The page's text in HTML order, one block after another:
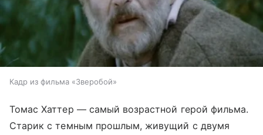
Кадр из фильма «Зверобой»
Томас Хаттер — самый возрастной герой фильма.
Старик с темным прошлым, живущий с двумя